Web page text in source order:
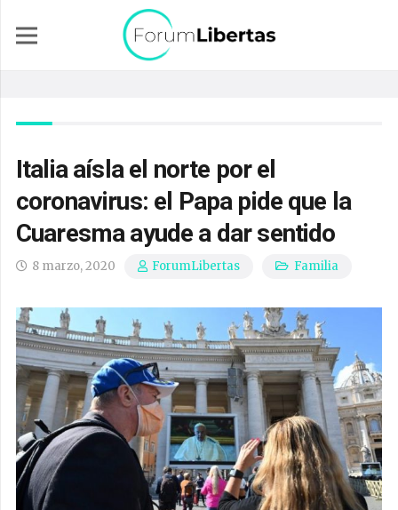
Italia aísla el norte por el
coronavirus: el Papa pide que la
Cuaresma ayude a dar sentido
8 marzo, 2020 ForumLibertas Familia